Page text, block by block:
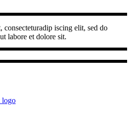
consecteturadip iscing elit, sed do
labore et dolore sit.